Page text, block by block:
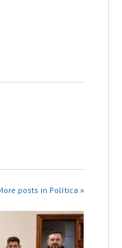
posts in Política »